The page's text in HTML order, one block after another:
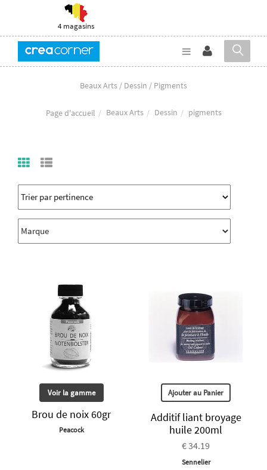
4 magasins
Beaux Arts / Dessin / Pigments
Page d'accueil Beaux Arts Dessin pigments
Voir la gamme
Brou de noix 60gr
Peacock
Ajouter au Panier
Additif liant broyage
huile 200ml
€ 34.19
Sennelier